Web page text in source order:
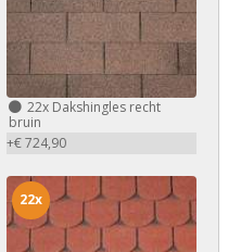
22xDakshingles recht
bruin
+€ 724,90
22x